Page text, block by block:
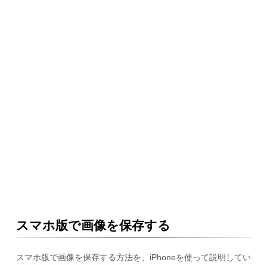
スマホ版で画像を保存する
スマホ版で画像を保存する方法を、iPhoneを使って説明してい